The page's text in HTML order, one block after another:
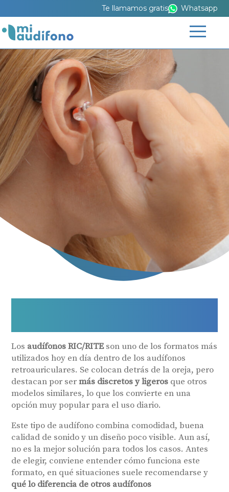
Te llamamos gratis Whatsapp
Audífonos Retroauriculares
Los audífonos RIC/RITEson uno de los formatos más
utilizados hoy en día dentro de los audífonos
retroauriculares. Se colocan detrás de la oreja, pero
destacan por sermás discretos y ligeros que otros
modelos similares, lo que los convierte en una
opción muy popular para el uso diario.
Este tipo de audífono combina comodidad, buena
calidad de sonido y un diseño poco visible. Aun así,
no es la mejor solución para todos los casos. Antes
de elegir, conviene entender cómo funciona este
formato, en qué situaciones suele recomendarse y
qué lo diferencia de otros audífonos